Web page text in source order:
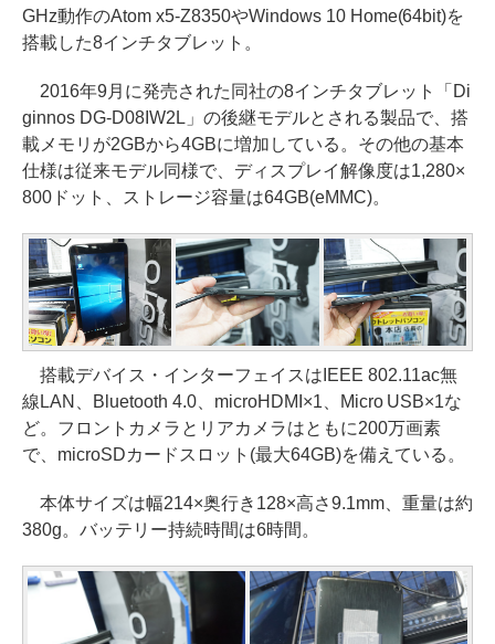
GHz動作のAtom x5-Z8350やWindows 10 Home(64bit)を
搭載した8インチタブレット。
2016年9月に発売された同社の8インチタブレット「Di
ginnos DG-D08IW2L」の後継モデルとされる製品で、搭
載メモリが2GBから4GBに増加している。その他の基本
仕様は従来モデル同様で、ディスプレイ解像度は1,280×
800ドット、ストレージ容量は64GB(eMMC)。
搭載デバイス・インターフェイスはIEEE 802.11ac無
線LAN、Bluetooth 4.0、microHDMI×1、Micro USB×1な
ど。フロントカメラとリアカメラはともに200万画素
で、microSDカードスロット(最大64GB)を備えている。
本体サイズは幅214×奥行き128×高さ9.1mm、重量は約
380g。バッテリー持続時間は6時間。